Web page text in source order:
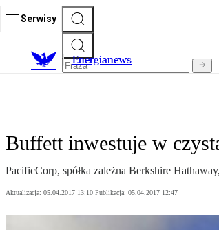
Serwisy
Energianews
Buffett inwestuje w
PacificCorp, spółka zależna Berkshire
Aktualizacja: 05.04.2017 13:10 Publikacja: 05.04.2017 12:47